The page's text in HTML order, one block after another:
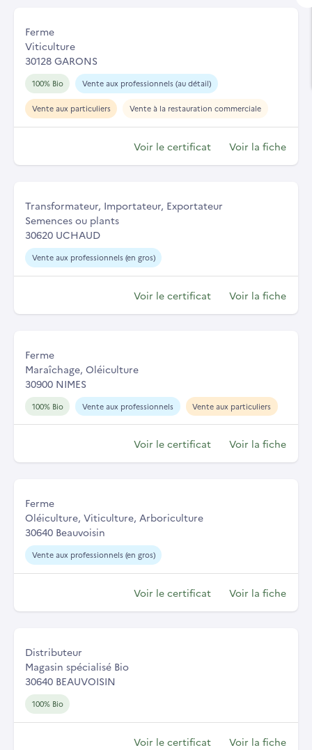
Ferme
Viticulture
30128 GARONS
100% Bio Vente aux professionnels (au détail)
Vente aux particuliers Vente à la restauration commerciale
Voir le certificat Voir la fiche
Transformateur, Importateur, Exportateur
Semences ou plants
30620 UCHAUD
Vente aux professionnels (en gros)
Voir le certificat Voir la fiche
Ferme
Maraîchage, Oléiculture
30900 NIMES
100% Bio Vente aux professionnels Vente aux particuliers
Voir le certificat Voir la fiche
Ferme
Oléiculture, Viticulture, Arboriculture
30640 Beauvoisin
Vente aux professionnels (en gros)
Voir le certificat Voir la fiche
Distributeur
Magasin spécialisé Bio
30640 BEAUVOISIN
100% Bio
Voir le certificat Voir la fiche